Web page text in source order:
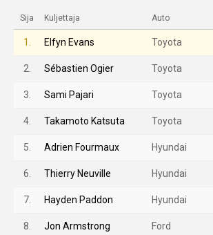
Sija Kuljettaja Auto
1. Elfyn Evans Toyota
2. Sébastien Ogier Toyota
3. Sami Pajari Toyota
4. Takamoto Katsuta Toyota
5. Adrien Fourmaux Hyundai
6. Thierry Neuville Hyundai
7. Hayden Paddon Hyundai
8. Jon Armstrong Ford